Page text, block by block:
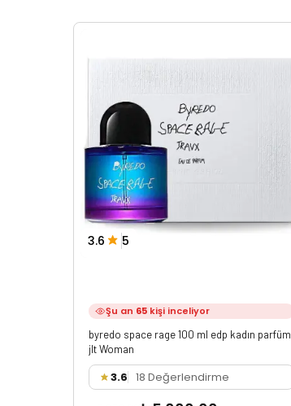
3.6 5
Şu an 65 kişi inceliyor
byredo space rage 100 ml edp kadın parfüm
jlt Woman
3.6 18 Değerlendirme